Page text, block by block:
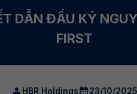
DẪN ĐẦU KỶ
FIRST
HBR Holdings 23/10/2025